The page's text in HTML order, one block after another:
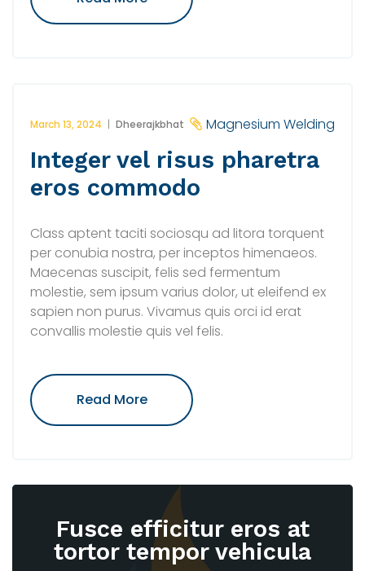
Ipsum
Dolor
March 13, 2024 Dheerajkbhat Magnesium Welding
Integer vel risus pharetra
eros commodo
Class aptent taciti sociosqu ad litora torquent
per conubia nostra, per inceptos himenaeos.
Maecenas suscipit, felis sed fermentum
molestie, sem ipsum varius dolor, ut eleifend ex
sapien non purus. Vivamus quis orci id erat
convallis molestie quis vel felis.
Read More"Integer
Risus
Fusce efficitur eros at
tortor tempor vehicula